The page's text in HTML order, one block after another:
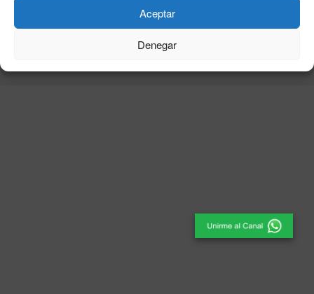
Aceptar
Denegar
El Periódico de Ceuta- Medio de Comunicación